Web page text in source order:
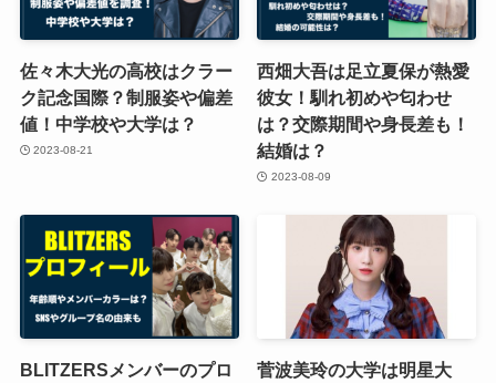
佐々木大光の高校はクラー
ク記念国際？制服姿や偏差
値！中学校や大学は？
2023-08-21
西畑大吾は足立夏保が熱愛
彼女！馴れ初めや匂わせ
は？交際期間や身長差も！
結婚は？
2023-08-09
BLITZERSメンバーのプロ
菅波美玲の大学は明星大